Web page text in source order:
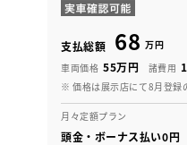
支払総額 68 万円
車両価格 55万円 諸費用
※ 価格は展示店にて8月登録
月々定額プラン
頭金・ボーナス払い0